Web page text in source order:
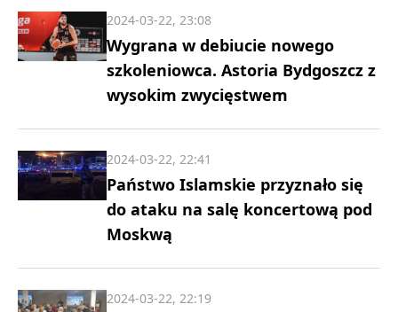
Wygrana w debiucie nowego
szkoleniowca. Astoria Bydgoszcz z
wysokim zwycięstwem
2024-03-22, 23:08
Państwo Islamskie przyznało się
do ataku na salę koncertową pod
Moskwą
2024-03-22, 22:41
2024-03-22, 22:19